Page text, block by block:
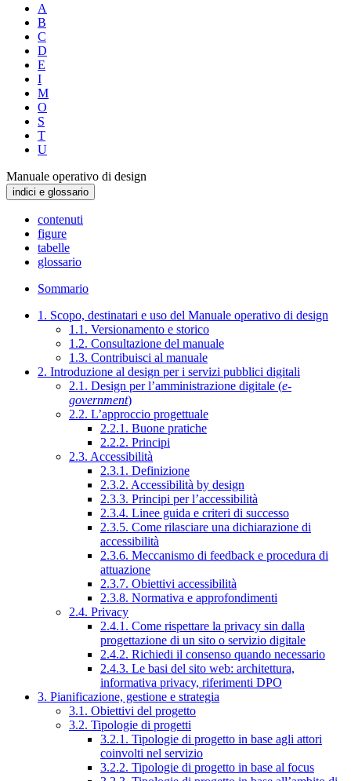
A
B
C
D
E
I
M
O
S
T
U
Manuale operativo di design
indici e glossario
contenuti
figure
tabelle
glossario
Sommario
1. Scopo, destinatari e uso del Manuale operativo di design
1.1. Versionamento e storico
1.2. Consultazione del manuale
1.3. Contribuisci al manuale
2. Introduzione al design per i servizi pubblici digitali
2.1. Design per l’amministrazione digitale (e-
government)
2.2. L’approccio progettuale
2.2.1. Buone pratiche
2.2.2. Principi
2.3. Accessibilità
2.3.1. Definizione
2.3.2. Accessibilità by design
2.3.3. Principi per l’accessibilità
2.3.4. Linee guida e criteri di successo
2.3.5. Come rilasciare una dichiarazione di
accessibilità
2.3.6. Meccanismo di feedback e procedura di
attuazione
2.3.7. Obiettivi accessibilità
2.3.8. Normativa e approfondimenti
2.4. Privacy
2.4.1. Come rispettare la privacy sin dalla
progettazione di un sito o servizio digitale
2.4.2. Richiedi il consenso quando necessario
2.4.3. Le basi del sito web: architettura,
informativa privacy, riferimenti DPO
3. Pianificazione, gestione e strategia
3.1. Obiettivi del progetto
3.2. Tipologie di progetti
3.2.1. Tipologie di progetto in base agli attori
coinvolti nel servizio
3.2.2. Tipologie di progetto in base al focus